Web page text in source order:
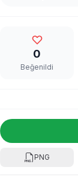
0
Beğenildi
PNG